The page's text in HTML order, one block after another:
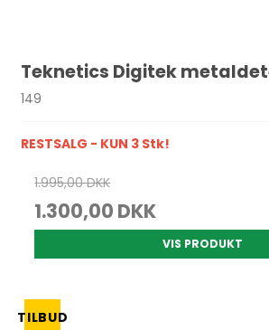
Teknetics Digitek
149
RESTSALG - KUN 3 Stk!
1.995,00 DKK
1.300,00 DKK
VIS PRODUKT
TILBUD